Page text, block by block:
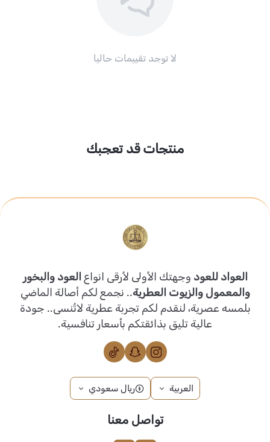
لا توجد تقييمات حاليا
منتجات قد تعجبك
العواد للعود وجهتك الأولى لأرقى انواع العود والبخور
والمعمول والزيوت العطرية.. نجمع لكم أصالة الماضي
بلمسه عصرية، لنقدم لكم تجربة عطرية لاتُنسى.. جودة
عالية تليق بذائقتكم بأسعار تنافسية.
العربية ريال سعودي
تواصل معنا